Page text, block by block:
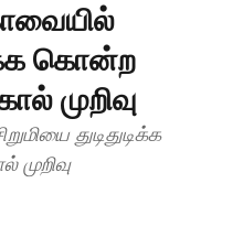
கொன்ற
முறிவு
துடிதுடிக்க
முறிவு